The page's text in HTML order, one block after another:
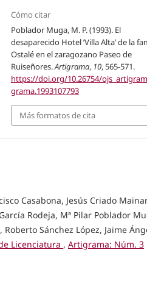
Cómo citar
Poblador Muga, M. P. (1993). El
desaparecido Hotel ’Villa Alta’ de la
Ostalé en el zaragozano Paseo de
Ruiseñores.Artigrama, 10, 565-571.
https://doi.org/10.26754/
grama.1993107793
Más formatos de cita
Casabona, Jesús Criado
Rodeja, Mª Pilar Poblador
Sánchez López, Jaime
Licenciatura , Artigrama: Núm. 3